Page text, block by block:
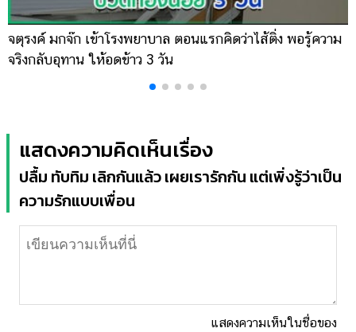
จตุรงค์ มกจ๊ก เข้าโรงพยาบาล ตอนแรกคิดว่าไส้ติ่ง พอรู้ความ
จริงกลับอุทาน ให้อดข้าว 3 วัน
แสดงความคิดเห็นเรื่อง
ปลื้ม ทับทิม เลิกกันแล้ว เผยเรารักกัน แต่เพิ่งรู้ว่าเป็น
ความรักแบบเพื่อน
แสดงความเห็นในชื่อของ